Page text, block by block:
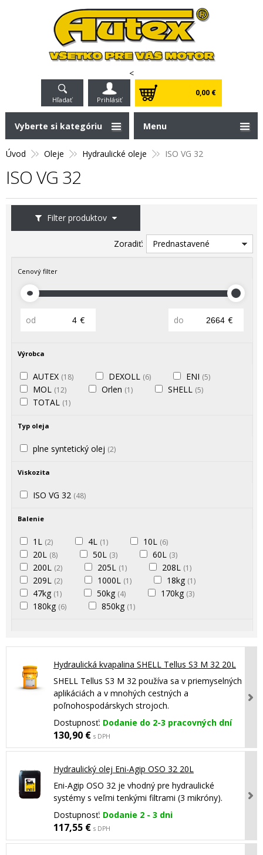
<
Hľadať Prihlásiť
0,00 €
Úvod Oleje Hydraulické oleje ISO VG 32
ISO VG 32
Filter produktov
Zoradiť: Prednastavené
Cenový filter
od € do €
Výrobca
AUTEX (18) DEXOLL (6) ENI (5)
MOL (12) Orlen (1) SHELL (5)
TOTAL (1)
Typ oleja
plne syntetický olej (2)
Viskozita
ISO VG 32 (48)
Balenie
1L (2) 4L (1) 10L (6)
20L (8) 50L (3) 60L (3)
200L (2) 205L (1) 208L (1)
209L (2) 1000L (1) 18kg (1)
47kg (1) 50kg (4) 170kg (3)
180kg (6) 850kg (1)
Hydraulická kvapalina SHELL Tellus S3 M 32 20L
SHELL Tellus S3 M 32 používa sa v priemyselných
aplikáciách a v mnohých cestných a
poľnohospodárskych strojoch.
Dostupnosť: Dodanie do 2-3 pracovných dní
130,90 € s DPH
Hydraulický olej Eni-Agip OSO 32 20L
Eni-Agip OSO 32 je vhodný pre hydraulické
systémy s veľmi tenkými filtrami (3 mikróny).
Dostupnosť: Dodanie 2 - 3 dni
117,55 € s DPH
Vyberte si kategóriu Menu